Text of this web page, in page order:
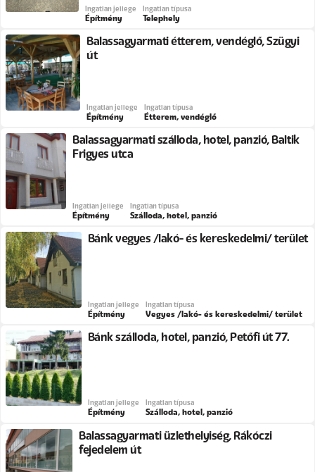
Ingatlan jellege
Építmény
Ingatlan típusa
Telephely
Balassagyarmati étterem, vendéglő, Szügyi
út
Ingatlan jellege
Építmény
Ingatlan típusa
Étterem, vendéglő
Balassagyarmati szálloda, hotel, panzió, Baltik
Frigyes utca
Ingatlan jellege
Építmény
Ingatlan típusa
Szálloda, hotel, panzió
Bánk vegyes /lakó- és kereskedelmi/ terület
Ingatlan jellege
Építmény
Ingatlan típusa
Vegyes /lakó- és kereskedelmi/ terület
Bánk szálloda, hotel, panzió, Petőfi út 77.
Ingatlan jellege
Építmény
Ingatlan típusa
Szálloda, hotel, panzió
Balassagyarmati üzlethelyiség, Rákóczi
fejedelem út